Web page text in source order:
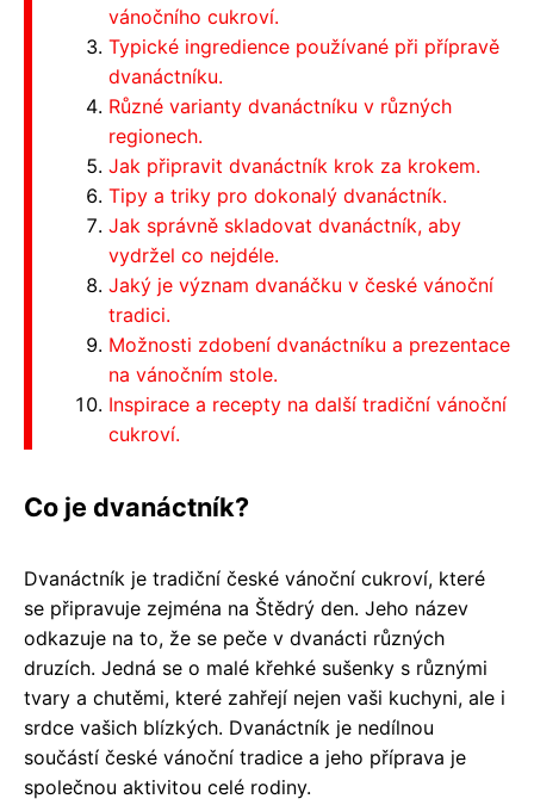
vánočního cukroví.
Typické ingredience používané při přípravě
dvanáctníku.
Různé varianty dvanáctníku v různých
regionech.
Jak připravit dvanáctník krok za krokem.
Tipy a triky pro dokonalý dvanáctník.
Jak správně skladovat dvanáctník, aby
vydržel co nejdéle.
Jaký je význam dvanáčku v české vánoční
tradici.
Možnosti zdobení dvanáctníku a prezentace
na vánočním stole.
Inspirace a recepty na další tradiční vánoční
cukroví.
Co je dvanáctník?
Dvanáctník je tradiční české vánoční cukroví, které
se připravuje zejména na Štědrý den. Jeho název
odkazuje na to, že se peče v dvanácti různých
druzích. Jedná se o malé křehké sušenky s různými
tvary a chutěmi, které zahřejí nejen vaši kuchyni, ale i
srdce vašich blízkých. Dvanáctník je nedílnou
součástí české vánoční tradice a jeho příprava je
společnou aktivitou celé rodiny.